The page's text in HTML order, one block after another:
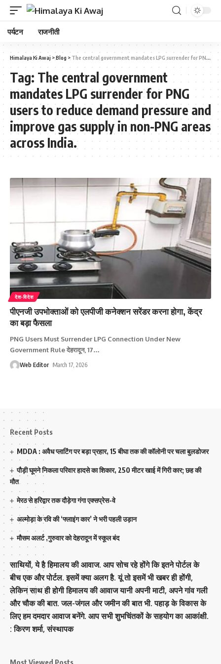
पर्यटन राजनीती
Himalaya Ki Awaj >Blog > The central government mandates LPG surrender for PNG users to reduce demand pressure and improve gas supply in non-PNG areas across India.
Tag: The central government
mandates LPG surrender for PNG
users to reduce demand pressure and
improve gas supply in non-PNG areas
across India.
देश-विदेश
पीएनजी उपभोक्ताओं को एलपीजी कनेक्शन सरेंडर करना होगा, केंद्र
का बड़ा फैसला
PNG Users Must Surrender LPG Connection Under New
Government Rule देहरादून, 17…
Web Editor March 17, 2026
Recent Posts
MDDA : अवैध प्लाटिंग पर बड़ा प्रहार, 15 बीघा तक की कॉलोनी पर चला बुलडोजर
पौड़ी घूमने निकला परिवार हादसे का शिकार, 250 मीटर खाई में गिरी कार; छह की
मौत
मेरठ से हरिद्वार तक दौड़ेगा गंगा एक्सप्रेस-वे
अल्मोड़ा के रवि की ‘फ्लाइंग कार’ ने भरी पहली उड़ान
मौसम अलर्ट ,गुरुवार को देहरादून में स्कूल बंद
साथियों, ये है हिमालय की आवाज. आप सोच रहे होंगे कि इतने पोर्टल के
बीच एक और पोर्टल. इसमें क्या अलग है. यूं तो इसमें भी खबर ही होंगी,
लेकिन साथ ही होगी हिमालय की आवाज यानी अपनी माटी, अपने गांव गली
और चौक की बात. जल-जंगल और जमीन की बात भी. पहाड़ के विकास के
लिए हम दमदार आवाज बनेंगे. आप सभी शुभचिंतकों के सहयोग का आकांक्षी.
: किरण शर्मा, संस्‍थापक
Most Viewed Posts